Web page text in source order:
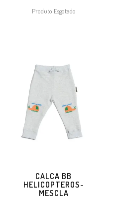
Produto Esgotado
CALCA BB
HELICOPTEROS-
MESCLA